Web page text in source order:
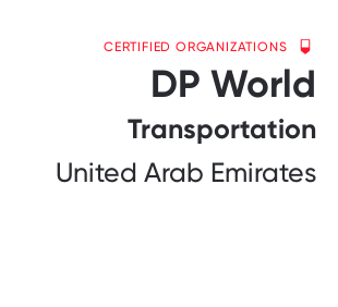
CERTIFIED ORGANIZATIONS
DP World
Transportation
United Arab Emirates